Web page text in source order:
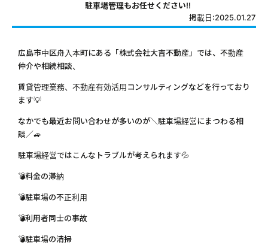
駐車場管理もお任せください!!
掲載日:2025.01.27
広島市中区舟入本町にある「株式会社大吉不動産」では、不動産
仲介や相続相談、
賃貸管理業務、不動産有効活用コンサルティングなどを行っており
ます💡
なかでも最近お問い合わせが多いのが＼駐車場経営にまつわる相
談／🚙
駐車場経営ではこんなトラブルが考えられます💦
💣料金の滞納
💣駐車場の不正利用
💣利用者同士の事故
💣駐車場の清掃